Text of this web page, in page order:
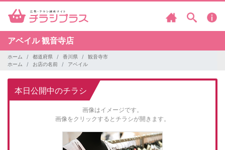
アベイル観音寺店
ホーム 都道府県 香川県
観音寺市
ホーム
お店の名前 アベイル
本日公開中のチラシ
画像はイメージです。
画像をクリックするとチラシが開きます。